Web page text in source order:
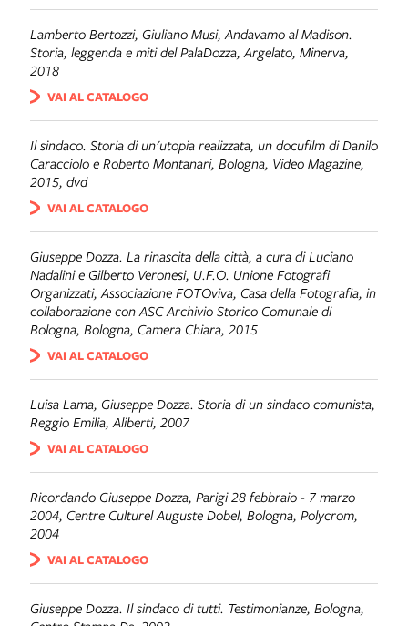
Lamberto Bertozzi, Giuliano Musi,Andavamo al Madison.
Storia, leggenda e miti del PalaDozza, Argelato, Minerva,
2018
VAI AL CATALOGO
Il sindaco. Storia di un'utopia realizzata, un docufilm di Danilo
Caracciolo e Roberto Montanari, Bologna, Video Magazine,
2015, dvd
VAI AL CATALOGO
Giuseppe Dozza. La rinascita della città, a cura di Luciano
Nadalini e Gilberto Veronesi, U.F.O. Unione Fotografi
Organizzati, Associazione FOTOviva, Casa della Fotografia, in
collaborazione con ASC Archivio Storico Comunale di
Bologna, Bologna, Camera Chiara, 2015
VAI AL CATALOGO
Luisa Lama, Giuseppe Dozza. Storia di un sindaco comunista,
Reggio Emilia, Aliberti, 2007
VAI AL CATALOGO
Ricordando Giuseppe Dozza, Parigi 28 febbraio - 7 marzo
2004, Centre Culturel Auguste Dobel, Bologna, Polycrom,
2004
VAI AL CATALOGO
Giuseppe Dozza. Il sindaco di tutti. Testimonianze, Bologna,